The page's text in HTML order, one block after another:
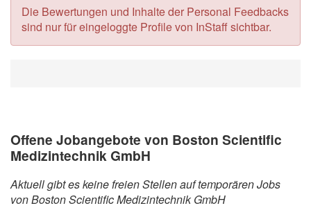
Die Bewertungen und Inhalte der Personal Feedbacks
sind nur für eingeloggte Profile von InStaff sichtbar.
Offene Jobangebote von Boston Scientific
Medizintechnik GmbH
Aktuell gibt es keine freien Stellen auf temporären Jobs
von Boston Scientific Medizintechnik GmbH